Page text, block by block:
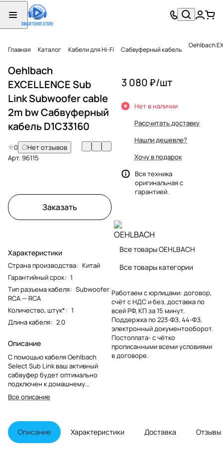
Главная Каталог Кабели для Hi-Fi Сабвуферный кабель Oehlbach
Oehlbach
EXCELLENCE Sub
Link Subwoofer cable
2m bw Сабвуферный
кабель D1C33160
0
Нет отзывов
Арт.96115
Заказать
Характеристики
Страна производства: Китай
Гарантийный срок: 1
Тип разъема кабеля: Subwoofer
RCA — RCA
Количество, штук*: 1
Длина кабеля: 2.0
Описание
С помощью кабеля Oehlbach
Select Sub Link ваш активный
сабвуфер будет оптимально
подключен к домашнему
кинотеатру или домашним
развлекательным программам.
Все описание
3 080 ₽/шт
Нет в наличии
Рассчитать доставку
Нашли дешевле?
Хочу в подарок
Вся техника
оригинальная с
гарантией.
Все товары OEHLBACH
Все товары категории
Работаем с юрлицами: договор,
счёт с НДС и без, доставка по
всей РФ, КП за 15 минут.
Поддержка по 223-ФЗ, 44-ФЗ,
электронный документооборот.
Постоплата- с чётко
прописанными всеми условиями
в договоре.
Описание Характеристики Доставка Отзывы